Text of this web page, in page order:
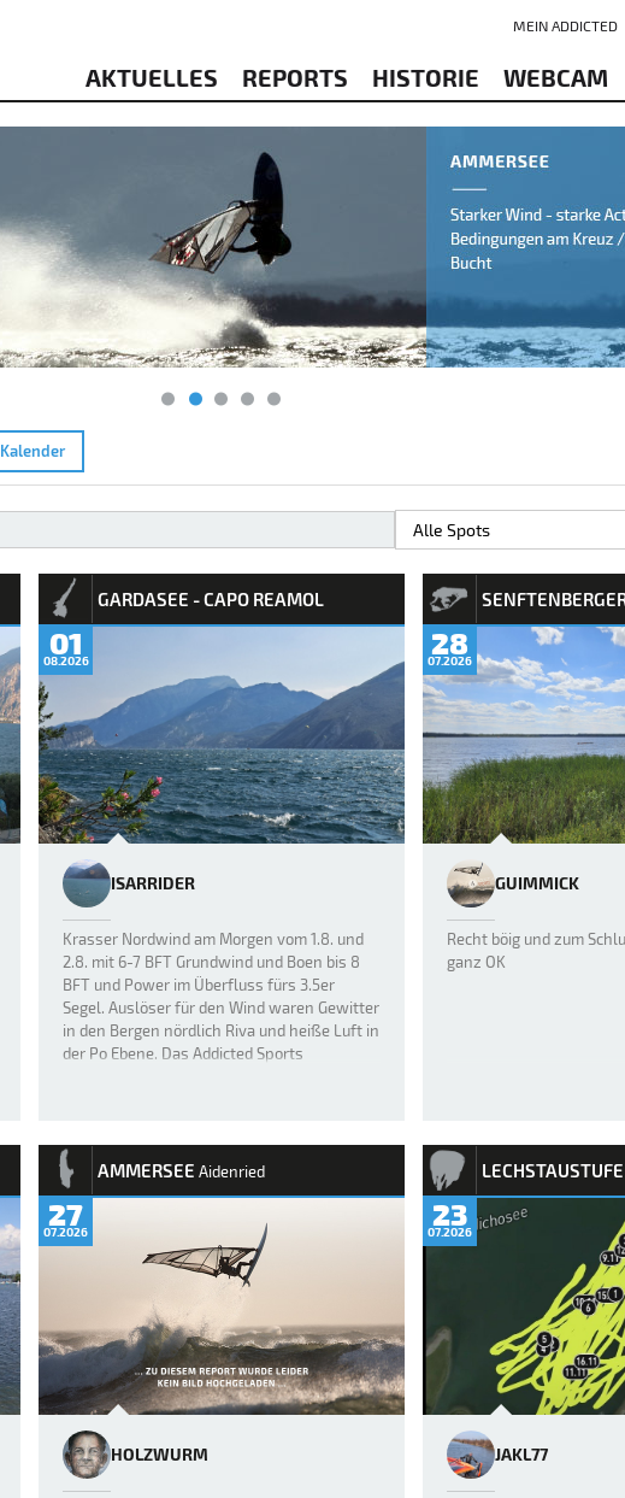
AKTUELLES REPORTS HISTORIE WEBCAM
MEIN ADDICTED
Kalender
GARDASEE - CAPO REAMOL
01
08.2026
ISARRIDER
Krasser Nordwind am Morgen vom 1.8. und
2.8. mit 6-7 BFT Grundwind und Boen bis 8
BFT und Power im Überfluss fürs 3.5er
Segel. Auslöser für den Wind waren Gewitter
in den Bergen nördlich Riva und heiße Luft in
der Po Ebene. Das Addicted Sports
28
07.2026
GUIMMICK
Recht böig und zum
ganz OK
AMMERSEEAidenried
27
07.2026
HOLZWURM
23
07.2026
JAKL77